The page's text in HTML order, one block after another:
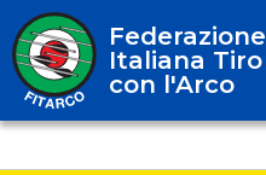
Federazione
Italiana Tiro
con l'Arco